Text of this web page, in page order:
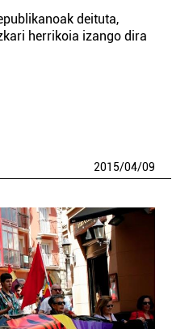
deituta,
herrikoia izango dira
2015/04/09